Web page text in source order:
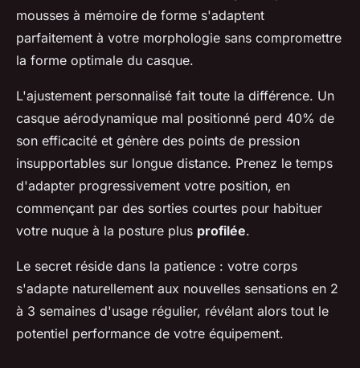
mousses à mémoire de forme s'adaptent
parfaitement à votre morphologie sans compromettre
la forme optimale du casque.
L'ajustement personnalisé fait toute la différence. Un
casque aérodynamique mal positionné perd 40% de
son efficacité et génère des points de pression
insupportables sur longue distance. Prenez le temps
d'adapter progressivement votre position, en
commençant par des sorties courtes pour habituer
votre nuque à la posture plus profilée.
Le secret réside dans la patience : votre corps
s'adapte naturellement aux nouvelles sensations en 2
à 3 semaines d'usage régulier, révélant alors tout le
potentiel performance de votre équipement.